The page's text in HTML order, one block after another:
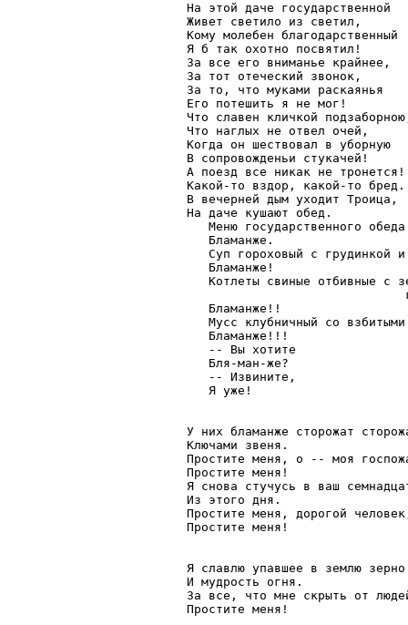
На этой даче государственной
Живет светило из светил,
Кому молебен благодарственный
Я б так охотно посвятил!
За все его вниманье крайнее,
За тот отеческий звонок,
За то, что муками раскаянья
Его потешить я не мог!
Что славен кличкой
Что наглых не отвел очей,
Когда он шествовал в уборную
В сопровожденьи стукачей!
А поезд все никак не тронется!
Какой-то вздор, какой-то
В вечерней дым уходит Троица,
На даче кушают обед.
Меню государственного
   Бламанже.
Суп гороховый с грудинкой
   Бламанже!
Котлеты свиные отбивные с
   Бламанже!!
Мусс клубничный со
   Бламанже!!!
   -- Вы хотите
   Бля-ман-же?
   -- Извините,
   Я уже!
У них бламанже сторожат
Ключами звеня.
Простите меня, о -- моя
Простите меня!
Я снова стучусь в ваш
Из этого дня.
Простите меня, дорогой
Простите меня!
Я славлю упавшее в землю зерно
И мудрость огня.
За все, что мне скрыть от
Простите меня!